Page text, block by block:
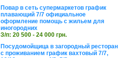
Повар в сеть супермаркетов график
плавающий 7/7 официальное
оформление помощь с жильем для
иногородних
З/п: 20 500 - 24 000 грн.
Посудомойщица в загородный ресторан
с проживанием график вахтовый 7/7,